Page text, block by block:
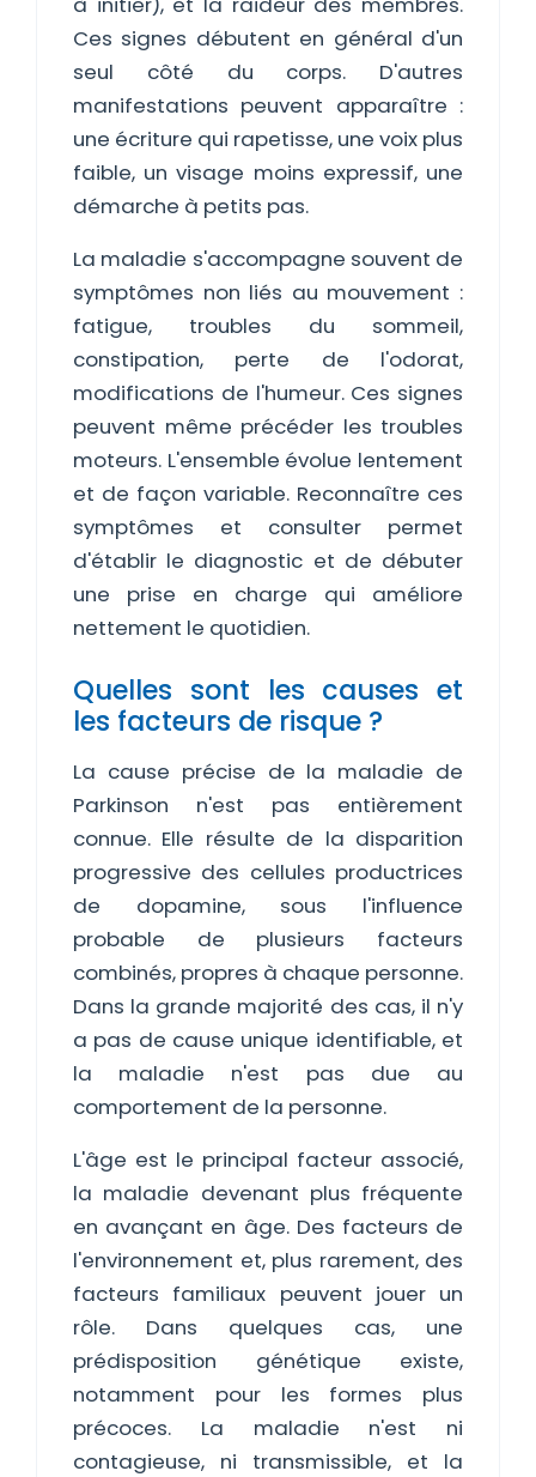
Ces signes débutent en général d'un
seul côté du corps. D'autres
manifestations peuvent apparaître :
une écriture qui rapetisse, une voix plus
faible, un visage moins expressif, une
démarche à petits pas.
La maladie s'accompagne souvent de
symptômes non liés au mouvement :
fatigue, troubles du sommeil,
constipation, perte de l'odorat,
modifications de l'humeur. Ces signes
peuvent même précéder les troubles
moteurs. L'ensemble évolue lentement
et de façon variable. Reconnaître ces
symptômes et consulter permet
d'établir le diagnostic et de débuter
une prise en charge qui améliore
nettement le quotidien.
Quelles sont les causes et
les facteurs de risque ?
La cause précise de la maladie de
Parkinson n'est pas entièrement
connue. Elle résulte de la disparition
progressive des cellules productrices
de dopamine, sous l'influence
probable de plusieurs facteurs
combinés, propres à chaque personne.
Dans la grande majorité des cas, il n'y
a pas de cause unique identifiable, et
la maladie n'est pas due au
comportement de la personne.
L'âge est le principal facteur associé,
la maladie devenant plus fréquente
en avançant en âge. Des facteurs de
l'environnement et, plus rarement, des
facteurs familiaux peuvent jouer un
rôle. Dans quelques cas, une
prédisposition génétique existe,
notamment pour les formes plus
précoces. La maladie n'est ni
contagieuse, ni transmissible, et la